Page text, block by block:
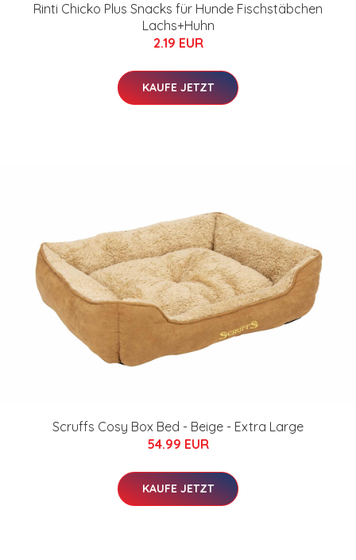
Rinti Chicko Plus Snacks für Hunde Fischstäbchen
Lachs+Huhn
2.19 EUR
KAUFE JETZT
Scruffs Cosy Box Bed - Beige - Extra Large
54.99 EUR
KAUFE JETZT